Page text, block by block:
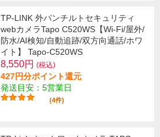
TP-LINK 外パンチルトセキュリティ
webカメラTapo C520WS【Wi-Fi/屋外/
防水/AI検知/自動追跡/双方向通話/ホワ
イト】 Tapo-C520WS
8,550円 (税込)
427円分ポイント還元
発送目安：5営業日
(4件)